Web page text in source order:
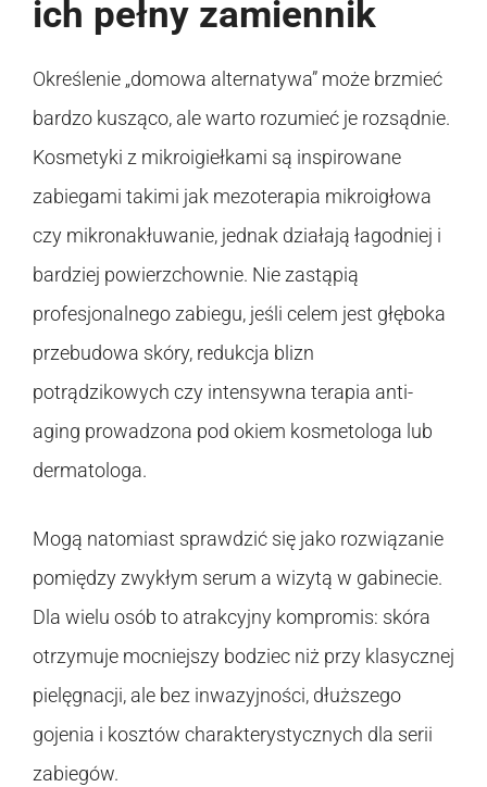
ich pełny zamiennik
Określenie „domowa alternatywa” może brzmieć
bardzo kusząco, ale warto rozumieć je rozsądnie.
Kosmetyki z mikroigiełkami są inspirowane
zabiegami takimi jak mezoterapia mikroigłowa
czy mikronakłuwanie, jednak działają łagodniej i
bardziej powierzchownie. Nie zastąpią
profesjonalnego zabiegu, jeśli celem jest głęboka
przebudowa skóry, redukcja blizn
potrądzikowych czy intensywna terapia anti-
aging prowadzona pod okiem kosmetologa lub
dermatologa.
Mogą natomiast sprawdzić się jako rozwiązanie
pomiędzy zwykłym serum a wizytą w gabinecie.
Dla wielu osób to atrakcyjny kompromis: skóra
otrzymuje mocniejszy bodziec niż przy klasycznej
pielęgnacji, ale bez inwazyjności, dłuższego
gojenia i kosztów charakterystycznych dla serii
zabiegów.